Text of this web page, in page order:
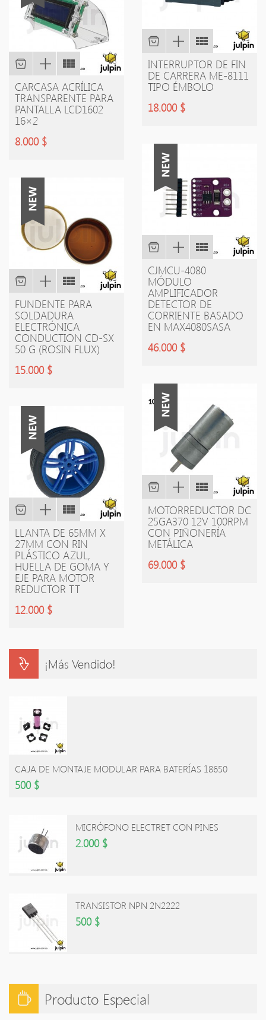
CARCASA ACRÍLICA
TRANSPARENTE PARA
PANTALLA LCD1602
16×2
8.000 $
FUNDENTE PARA
SOLDADURA
ELECTRÓNICA
CONDUCTION CD-SX
50 G (ROSIN FLUX)
15.000 $
LLANTA DE 65MM X
27MM CON RIN
PLÁSTICO AZUL,
HUELLA DE GOMA Y
EJE PARA MOTOR
REDUCTOR TT
12.000 $
INTERRUPTOR DE FIN
DE CARRERA ME-8111
TIPO ÉMBOLO
18.000 $
CJMCU-4080
MÓDULO
AMPLIFICADOR
DETECTOR DE
CORRIENTE BASADO
EN MAX4080SASA
46.000 $
MOTORREDUCTOR DC
25GA370 12V 100RPM
CON PIÑONERÍA
METÁLICA
69.000 $
¡Más Vendido!
CAJA DE MONTAJE MODULAR PARA BATERÍAS 18650
500 $
MICRÓFONO ELECTRET CON PINES
2.000 $
TRANSISTOR NPN 2N2222
500 $
Producto Especial